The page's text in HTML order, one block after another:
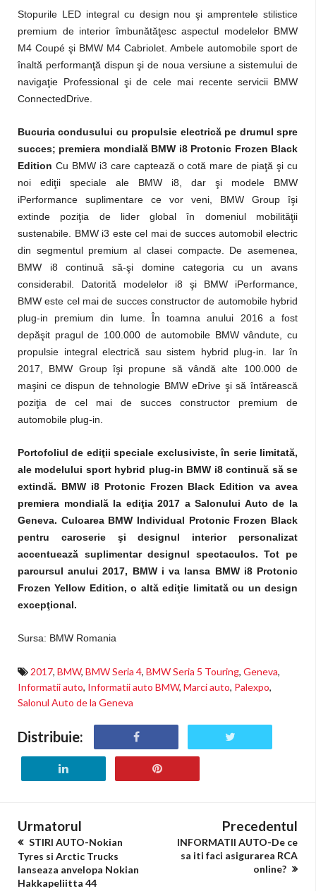
Stopurile LED integral cu design nou şi amprentele stilistice
premium de interior îmbunătăţesc aspectul modelelor BMW
M4 Coupé şi BMW M4 Cabriolet. Ambele automobile sport de
înaltă performanţă dispun şi de noua versiune a sistemului de
navigaţie Professional şi de cele mai recente servicii BMW
ConnectedDrive.
Bucuria condusului cu propulsie electrică pe drumul spre
succes; premiera mondială BMW i8 Protonic Frozen Black
Edition Cu BMW i3 care captează o cotă mare de piaţă şi cu
noi ediţii speciale ale BMW i8, dar şi modele BMW
iPerformance suplimentare ce vor veni, BMW Group îşi
extinde poziţia de lider global în domeniul mobilităţii
sustenabile. BMW i3 este cel mai de succes automobil electric
din segmentul premium al clasei compacte. De asemenea,
BMW i8 continuă să-şi domine categoria cu un avans
considerabil. Datorită modelelor i8 şi BMW iPerformance,
BMW este cel mai de succes constructor de automobile hybrid
plug-in premium din lume. În toamna anului 2016 a fost
depăşit pragul de 100.000 de automobile BMW vândute, cu
propulsie integral electrică sau sistem hybrid plug-in. Iar în
2017, BMW Group îşi propune să vândă alte 100.000 de
maşini ce dispun de tehnologie BMW eDrive şi să întărească
poziţia de cel mai de succes constructor premium de
automobile plug-in.
Portofoliul de ediţii speciale exclusiviste, în serie limitată,
ale modelului sport hybrid plug-in BMW i8 continuă să se
extindă. BMW i8 Protonic Frozen Black Edition va avea
premiera mondială la ediţia 2017 a Salonului Auto de la
Geneva. Culoarea BMW Individual Protonic Frozen Black
pentru caroserie şi designul interior personalizat
accentuează suplimentar designul spectaculos. Tot pe
parcursul anului 2017, BMW i va lansa BMW i8 Protonic
Frozen Yellow Edition, o altă ediţie limitată cu un design
excepţional.
Sursa: BMW Romania
2017, BMW, BMW Seria 4, BMW Seria 5 Touring, Geneva,
Informatii auto, Informatii auto BMW, Marci auto, Palexpo,
Salonul Auto de la Geneva
Distribuie:
Urmatorul
STIRI AUTO-Nokian
Tyres si Arctic Trucks
lanseaza anvelopa Nokian
Hakkapeliitta 44
Precedentul
INFORMATII AUTO-De ce
sa iti faci asigurarea RCA
online?